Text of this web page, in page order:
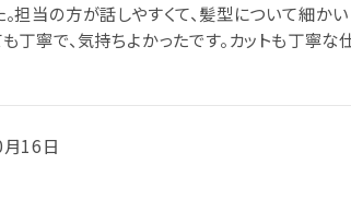
担当の方が話しやすくて、髪型について細か
丁寧で、気持ちよかったです。カットも丁寧
16日